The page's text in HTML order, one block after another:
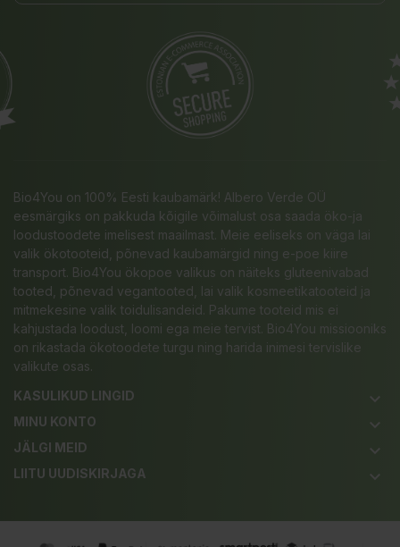
Bio4You on 100% Eesti kaubamärk! Albero Verde OÜ
eesmärgiks on pakkuda kõigile võimalust osa saada öko-ja
loodustoodete imelisest maailmast. Meie eeliseks on väga lai
valik ökotooteid, põnevad kaubamärgid ning e-poe kiire
transport. Bio4You ökopoe valikus on näiteks gluteenivabad
tooted, põnevad vegantooted, lai valik kosmeetikatooteid ja
mitmekesine valik toidulisandeid. Pakume tooteid mis ei
kahjustada loodust, loomi ega meie tervist. Bio4You missiooniks
on rikastada ökotoodete turgu ning harida inimesi tervislike
valikute osas.
KASULIKUD LINGID
keyboard_arrow_down
MINU KONTO keyboard_arrow_down
JÄLGI MEID keyboard_arrow_down
LIITU UUDISKIRJAGA keyboard_arrow_down